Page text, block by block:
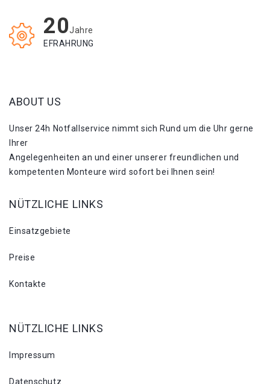
20Jahre
EFRAHRUNG
ABOUT US
Unser 24h Notfallservice nimmt sich Rund um die Uhr gerne
Ihrer
Angelegenheiten an und einer unserer freundlichen und
kompetenten Monteure wird sofort bei Ihnen sein!
NÜTZLICHE LINKS
Einsatzgebiete
Preise
Kontakte
NÜTZLICHE LINKS
Impressum
Datenschutz